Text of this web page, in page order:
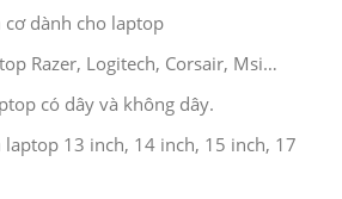
dành cho laptop
Razer, Logitech, Corsair, Msi…
có dây và không dây.
13 inch, 14 inch, 15 inch, 17